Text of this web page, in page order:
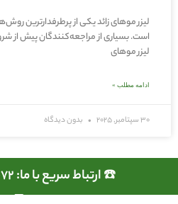
لیزر موهای زائد یکی از پرطرفدارترین
است. بسیاری از مراجعه‌کنندگان پیش از
لیزر موهای
ادامه مطلب »
30 سپتامبر, 2025 بدون دیدگاه
☎️ ارتباط سریع با ما: 2072 - 346 - 0911